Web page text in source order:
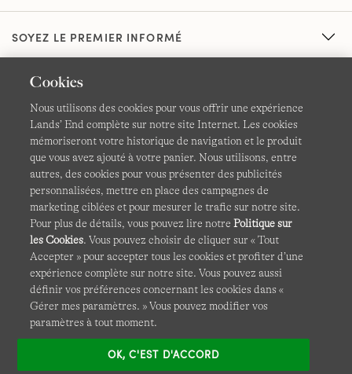
SOYEZ LE PREMIER INFORMÉ
CGV Confidentialité et sécurité
Cookies -Gérer mes paramètres Carte du site
Lands' End à l'international
Ce site Internet est protégé par reCAPTCHA.La politique de
confidentialitéetles conditions d'utilisationde Google
s'appliquent.
Cookies
Nous utilisons des cookies pour vous offrir une expérience
Lands’ End complète sur notre site Internet. Les cookies
mémoriseront votre historique de navigation et le produit
que vous avez ajouté à votre panier. Nous utilisons, entre
autres, des cookies pour vous présenter des publicités
personnalisées, mettre en place des campagnes de
marketing ciblées et pour mesurer le trafic sur notre site.
Pour plus de détails, vous pouvez lire notrePolitique sur
les Cookies. Vous pouvez choisir de cliquer sur « Tout
Accepter » pour accepter tous les cookies et profiter d’une
expérience complète sur notre site. Vous pouvez aussi
définir vos préférences concernant les cookies dans «
Gérer mes paramètres. » Vous pouvez modifier vos
paramètres à tout moment.
OK, C'EST D'ACCORD